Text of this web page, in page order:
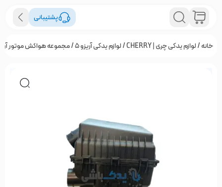
پشتیبانی
خانه/لوازم یدکی چری | CHERRY /لوازم یدکی آریزو 5 / مجموعه هواکش موتور آریزو 5 | اصلی